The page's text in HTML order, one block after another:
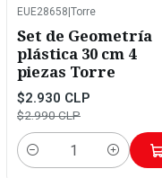
EUE28658 Torre
Set de Geometría
plástica 30 cm 4
piezas Torre
$2.930 CLP
$2.990 CLP
Cantidad